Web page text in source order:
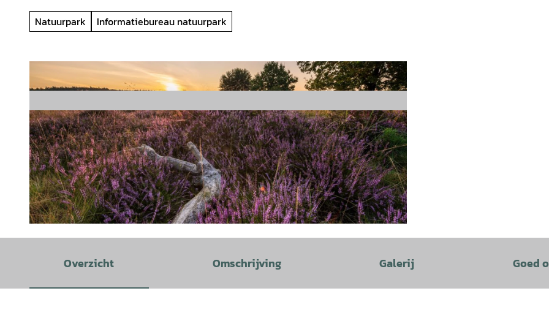
Natuurpark Informatiebureau natuurpark
Overzicht Omschrijving Galerij Goed